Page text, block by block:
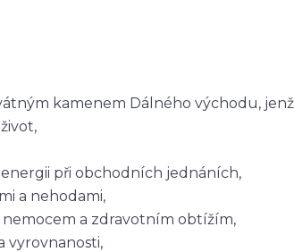
kamenem Dálného východu,
při obchodních jednáních,
a nehodami,
a zdravotním obtížím,
vyrovnanosti,